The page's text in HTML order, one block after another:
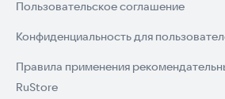
Пользовательское соглашение
Конфиденциальность для
Правила применения
RuStore